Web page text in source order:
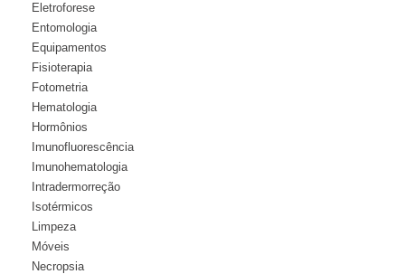
Eletroforese
Entomologia
Equipamentos
Fisioterapia
Fotometria
Hematologia
Hormônios
Imunofluorescência
Imunohematologia
Intradermorreção
Isotérmicos
Limpeza
Móveis
Necropsia